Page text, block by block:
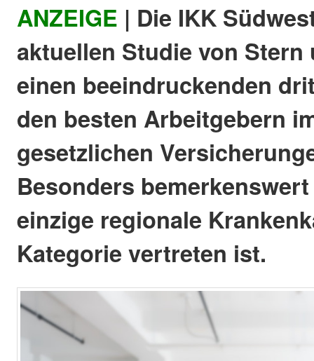
ANZEIGE | Die IKK
aktuellen Studie von Stern
einen beeindruckenden
den besten Arbeitgebern
gesetzlichen
Besonders
einzige regionale
Kategorie vertreten ist.